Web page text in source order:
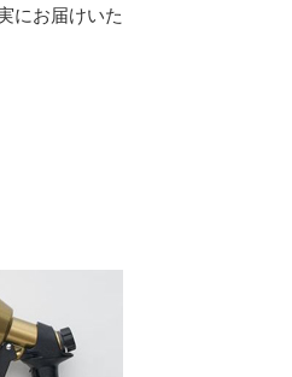
にお届けいた